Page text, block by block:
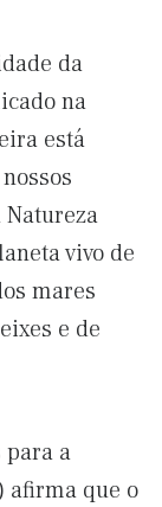
da
na
está
vivo de
mares
e de
para a
afirma que o